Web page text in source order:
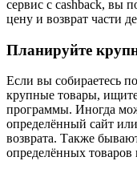
сервис с cashback, вы
цену и возврат части
Планируйте
Если вы собираетесь
крупные товары,
программы. Иногда
определённый сайт
возврата. Также
определённых товаров